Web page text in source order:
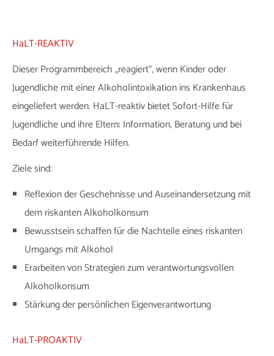
HaLT-REAKTIV
Dieser Programmbereich „reagiert“, wenn Kinder oder
Jugendliche mit einer Alkoholintoxikation ins Krankenhaus
eingeliefert werden. HaLT-reaktiv bietet Sofort-Hilfe für
Jugendliche und ihre Eltern: Information, Beratung und bei
Bedarf weiterführende Hilfen.
Ziele sind:
Reflexion der Geschehnisse und Auseinandersetzung mit
dem riskanten Alkoholkonsum
Bewusstsein schaffen für die Nachteile eines riskanten
Umgangs mit Alkohol
Erarbeiten von Strategien zum verantwortungsvollen
Alkoholkonsum
Stärkung der persönlichen Eigenverantwortung
HaLT-PROAKTIV